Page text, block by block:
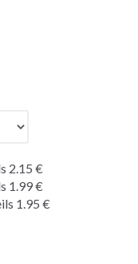
2.15 €
1.99 €
1.95 €